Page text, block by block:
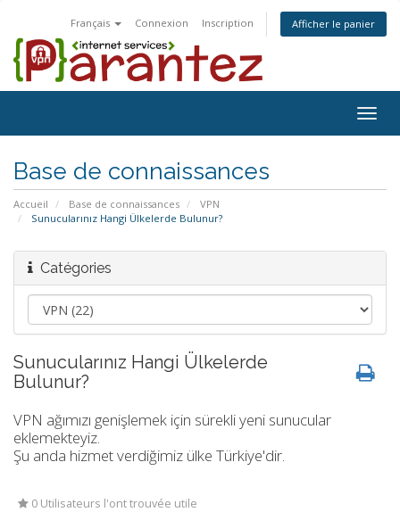
Français Connexion Inscription Afficher le panier
Base de connaissances
Accueil Base de connaissances
VPN
Sunucularınız Hangi Ülkelerde Bulunur?
Catégories
Sunucularınız Hangi Ülkelerde
Bulunur?
VPN ağımızı genişlemek için sürekli yeni sunucular
eklemekteyiz.
Şu anda hizmet verdiğimiz ülke Türkiye'dir.
0 Utilisateurs l'ont trouvée utile